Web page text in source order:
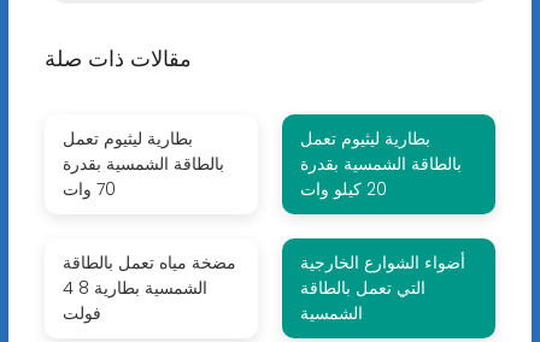
مقالات ذات صلة
بطارية ليثيوم تعمل
بالطاقة الشمسية بقدرة
70 وات
بطارية ليثيوم تعمل
بالطاقة الشمسية بقدرة
20 كيلو وات
مضخة مياه تعمل بالطاقة
الشمسية بطارية 8 4
فولت
أضواء الشوارع الخارجية
التي تعمل بالطاقة
الشمسية